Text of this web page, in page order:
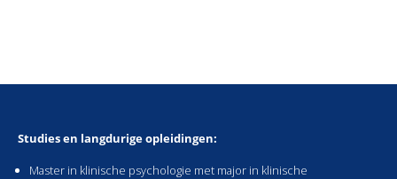
Studies en langdurige opleidingen:
Master in klinische psychologie met major in klinische